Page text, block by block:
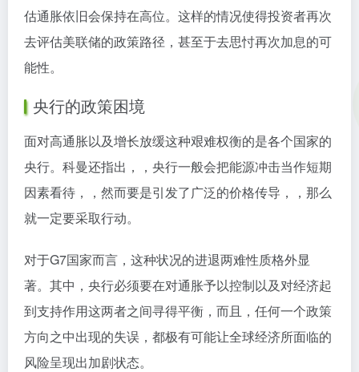
估通胀依旧会保持在高位。这样的情况使得投资者再次
去评估美联储的政策路径，甚至于去思忖再次加息的可
能性。
央行的政策困境
面对高通胀以及增长放缓这种艰难权衡的是各个国家的
央行。科曼还指出，，央行一般会把能源冲击当作短期
因素看待，，然而要是引发了广泛的价格传导，，那么
就一定要采取行动。
对于G7国家而言，这种状况的进退两难性质格外显
著。其中，央行必须要在对通胀予以控制以及对经济起
到支持作用这两者之间寻得平衡，而且，任何一个政策
方向之中出现的失误，都极有可能让全球经济所面临的
风险呈现出加剧状态。